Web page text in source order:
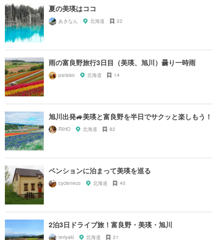
夏の美瑛はココ
あきなん 北海道 22
雨の富良野旅行3日目（美瑛、旭川）曇り一時雨
paraiso 北海道 14
旭川出発🚙美瑛と富良野を半日でサクッと楽しもう！
RIHO 北海道 82
ペンションに泊まって美瑛を巡る
cycleneco 北海道 40
2泊3日ドライブ旅！富良野・美瑛・旭川
teriyaki 北海道 21